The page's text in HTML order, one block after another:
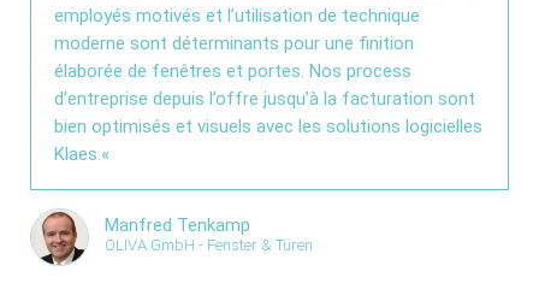
employés motivés et l’utilisation de technique
moderne sont déterminants pour une finition
élaborée de fenêtres et portes. Nos process
d’entreprise depuis l’offre jusqu’à la facturation sont
bien optimisés et visuels avec les solutions logicielles
Klaes.«
Manfred Tenkamp
OLIVA GmbH - Fenster & Türen